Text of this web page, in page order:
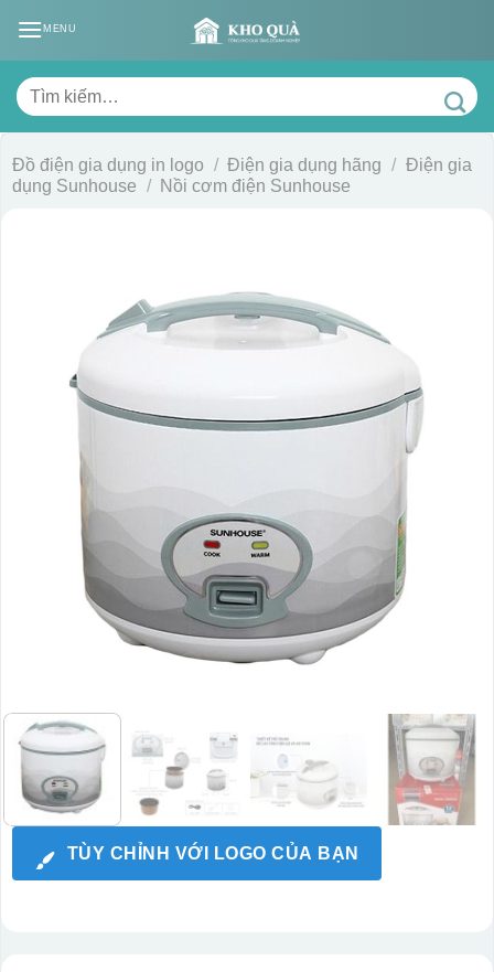
MENU
Tìm
kiếm:
Đồ điện gia dụng in logo / Điện gia dụng hãng / Điện gia
dụng Sunhouse / Nồi cơm điện Sunhouse
TÙY CHỈNH VỚI LOGO CỦA BẠN